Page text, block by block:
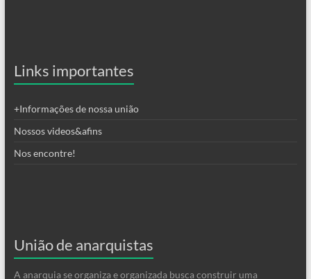
Links importantes
+Informações de nossa união
Nossos videos&afins
Nos encontre!
União de anarquistas
A anarquia se organiza e organizada busca construir uma